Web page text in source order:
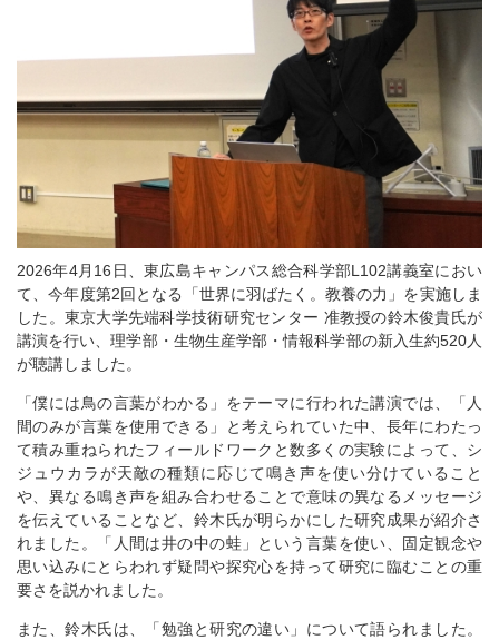
2026年4月16日、東広島キャンパス総合科学部L102講義室におい
て、今年度第2回となる「世界に羽ばたく。教養の力」を実施しま
した。東京大学先端科学技術研究センター 准教授の鈴木俊貴氏が
講演を行い、理学部・生物生産学部・情報科学部の新入生約520人
が聴講しました。
「僕には鳥の言葉がわかる」をテーマに行われた講演では、「人
間のみが言葉を使用できる」と考えられていた中、長年にわたっ
て積み重ねられたフィールドワークと数多くの実験によって、シ
ジュウカラが天敵の種類に応じて鳴き声を使い分けていること
や、異なる鳴き声を組み合わせることで意味の異なるメッセージ
を伝えていることなど、鈴木氏が明らかにした研究成果が紹介さ
れました。「人間は井の中の蛙」という言葉を使い、固定観念や
思い込みにとらわれず疑問や探究心を持って研究に臨むことの重
要さを説かれました。
また、鈴木氏は、「勉強と研究の違い」について語られました。